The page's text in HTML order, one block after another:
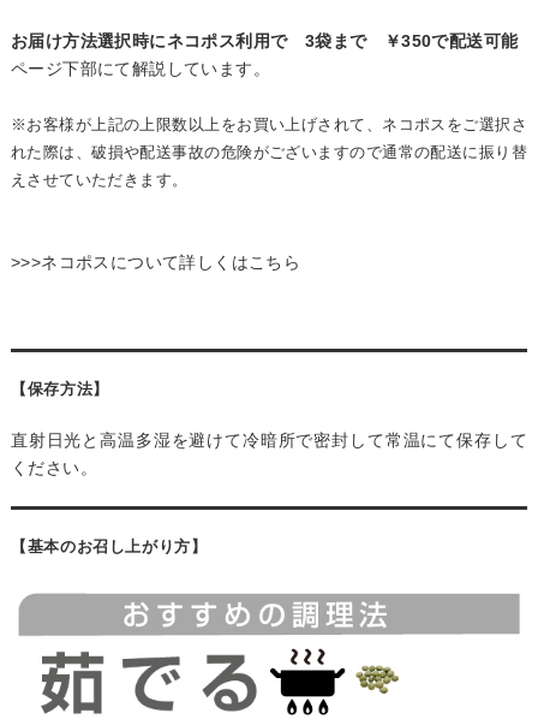
お届け方法選択時にネコポス利用で 3袋まで ￥350で配送可能
ページ下部にて解説しています。
※お客様が上記の上限数以上をお買い上げされて、ネコポスをご選択さ
れた際は、破損や配送事故の危険がございますので通常の配送に振り替
えさせていただきます。
>>>ネコポスについて詳しくはこちら
【保存方法】
直射日光と高温多湿を避けて冷暗所で密封して常温にて保存して
ください。
【基本のお召し上がり方】